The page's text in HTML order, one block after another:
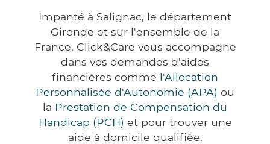
Impanté à Salignac, le département
Gironde et sur l'ensemble de la
France, Click&Care vous accompagne
dans vos demandes d'aides
financières comme l'Allocation
Personnalisée d'Autonomie (APA) ou
la Prestation de Compensation du
Handicap (PCH) et pour trouver une
aide à domicile qualifiée.